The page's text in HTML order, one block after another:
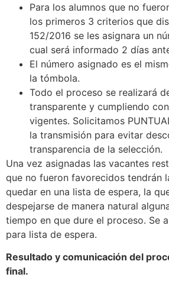
Para los alumnos que no
los primeros 3 criterios que
152/2016 se les asignara un
cual será informado 2 días
El número asignado es el
la tómbola.
Todo el proceso se realizará
transparente y cumpliendo
vigentes. Solicitamos
la transmisión para evitar
transparencia de la selección.
Una vez asignadas las vacantes
que no fueron favorecidos tendrán
quedar en una lista de espera, la
despejarse de manera natural
tiempo en que dure el proceso. Se
para lista de espera.
Resultado y comunicación del
final.